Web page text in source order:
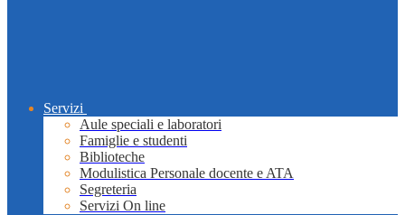
Servizi
Aule speciali e laboratori
Famiglie e studenti
Biblioteche
Modulistica Personale docente e ATA
Segreteria
Servizi On line